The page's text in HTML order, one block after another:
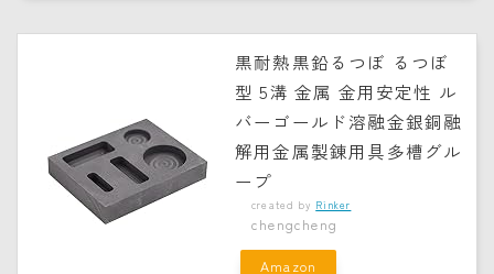
黒耐熱黒鉛るつぼ るつぼ
型 5溝 金属 金用安定性 ル
バーゴールド溶融金銀銅融
解用金属製錬用具多槽グル
ープ
created by Rinker
chengcheng
Amazon